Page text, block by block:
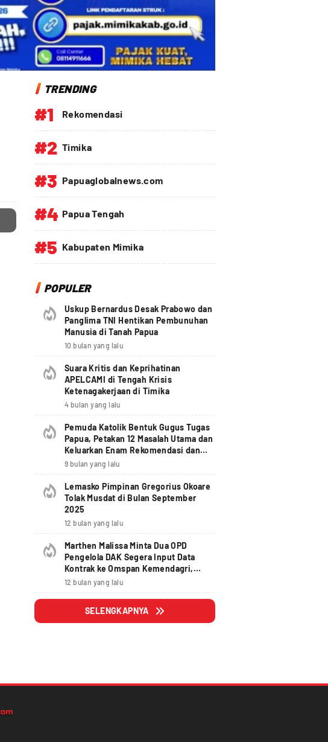
TRENDING
#1 Rekomendasi
#2 Timika
#3 Papuaglobalnews.com
#4 Papua Tengah
#5 Kabupaten Mimika
POPULER
Uskup Bernardus Desak Prabowo dan
Panglima TNI Hentikan Pembunuhan
Manusia di Tanah Papua
10 bulan yang lalu
Suara Kritis dan Keprihatinan
APELCAMI di Tengah Krisis
Ketenagakerjaan di Timika
4 bulan yang lalu
Pemuda Katolik Bentuk Gugus Tugas
Papua, Petakan 12 Masalah Utama dan
Keluarkan Enam Rekomendasi dan
Seruan Moral Nasional
9 bulan yang lalu
Lemasko Pimpinan Gregorius Okoare
Tolak Musdat di Bulan September
2025
12 bulan yang lalu
Marthen Malissa Minta Dua OPD
Pengelola DAK Segera Input Data
Kontrak ke Omspan Kemendagri,
Lewat Tanggal 29 Agustus 2025
Hangus
12 bulan yang lalu
SELENGKAPNYA